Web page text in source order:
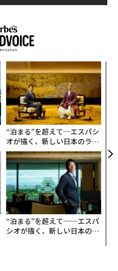
“泊まる”を超えて─エスパシ
オが描く、新しい日本のラグ
ジュアリー（中編）
“泊まる”を超えて──エスパ
シオが描く、新しい日本のラ